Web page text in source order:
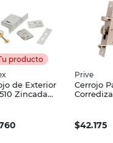
producto
de Exterior
Zincada
Prive
Cerrojo
$42.175